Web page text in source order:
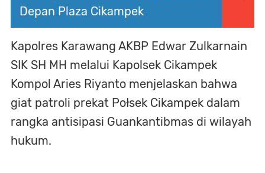
Depan Plaza Cikampek
Kapolres Karawang AKBP Edwar Zulkarnain
SIK SH MH melalui Kapolsek Cikampek
Kompol Aries Riyanto menjelaskan bahwa
giat patroli prekat Połsek Cikampek dalam
rangka antisipasi Guankantibmas di wilayah
hukum.